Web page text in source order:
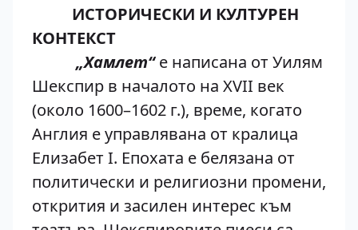
ИСТОРИЧЕСКИ И КУЛТУРЕН
КОНТЕКСТ
„Хамлет“е написана от Уилям
Шекспир в началото на XVII век
(около 1600–1602 г.), време, когато
Англия е управлявана от кралица
Елизабет I. Епохата е белязана от
политически и религиозни промени,
открития и засилен интерес към